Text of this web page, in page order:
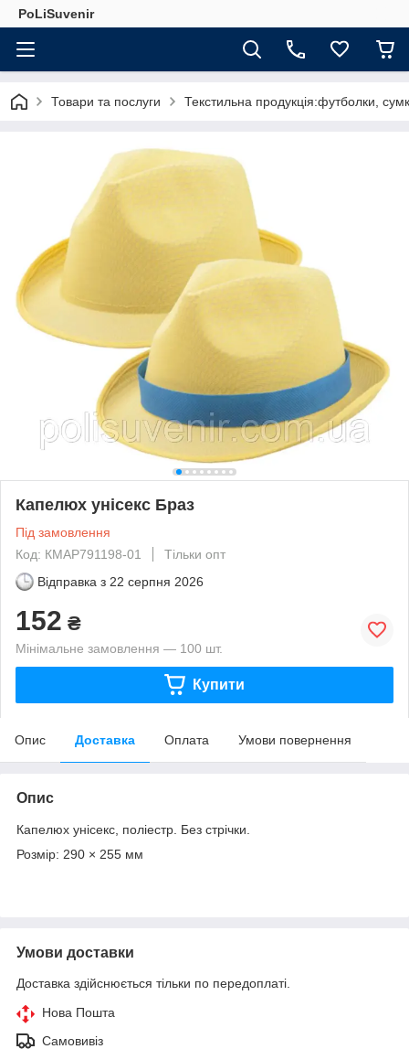
PoLiSuvenir
Товари та послуги Текстильна продукція:футболки,
Капелюх унісекс Браз
Під замовлення
Код: КМAP791198-01
Тільки опт
Відправка з 22 серпня 2026
152 ₴
Мінімальне замовлення — 100 шт.
Купити
Опис Доставка Оплата Умови повернення
Опис
Капелюх унісекс, поліестр. Без стрічки.
Розмір: 290 × 255 мм
Умови доставки
Доставка здійснюється тільки по передоплаті.
Нова Пошта
Самовивіз